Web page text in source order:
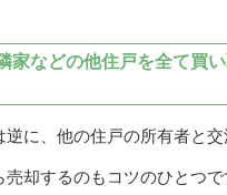
家などの他住戸を全て買
逆に、他の住戸の所有者と
却するのもコツのひとつで